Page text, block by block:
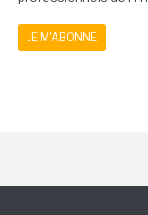
JE M'ABONNE